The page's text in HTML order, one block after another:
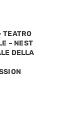
– NEST
DELLA